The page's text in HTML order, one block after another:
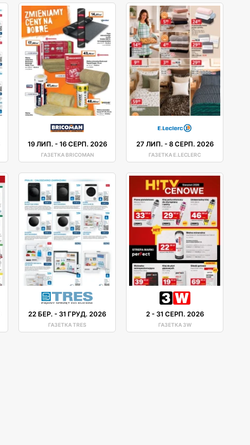
19 ЛИП. -16 СЕРП. 2026
ГАЗЕТКА BRICOMAN
27 ЛИП. -8 СЕРП. 2026
ГАЗЕТКА E.LECLERC
22 БЕР. - 31 ГРУД. 2026
ГАЗЕТКА TRES
2- 31 СЕРП. 2026
ГАЗЕТКА 3W